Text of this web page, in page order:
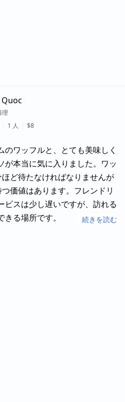
理
1 人
$8
ワッフルと、とても美味しく
が本当に気に入りました。ワッ
ど待たなければなりませんが
価値はあります。フレンドリ
ビスは少し遅いですが、訪れる
る場所です。
続きを読む